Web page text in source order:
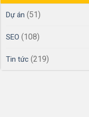
Dự án (51)
SEO (108)
Tin tức (219)